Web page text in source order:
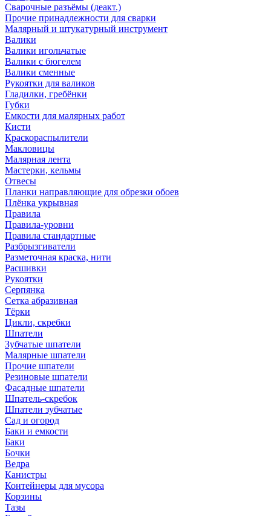
Сварочные разъёмы (деакт.)
Прочие принадлежности для сварки
Малярный и штукатурный инструмент
Валики
Валики игольчатые
Валики с бюгелем
Валики сменные
Рукоятки для валиков
Гладилки, гребёнки
Губки
Емкости для малярных работ
Кисти
Краскораспылители
Макловицы
Малярная лента
Мастерки, кельмы
Отвесы
Планки направляющие для обрезки обоев
Плёнка укрывная
Правила
Правила-уровни
Правила стандартные
Разбрызгиватели
Разметочная краска, нити
Расшивки
Рукоятки
Серпянка
Сетка абразивная
Тёрки
Цикли, скребки
Шпатели
Зубчатые шпатели
Малярные шпатели
Прочие шпатели
Резиновые шпатели
Фасадные шпатели
Шпатель-скребок
Шпатели зубчатые
Сад и огород
Баки и емкости
Баки
Бочки
Ведра
Канистры
Контейнеры для мусора
Корзины
Тазы